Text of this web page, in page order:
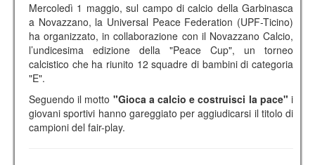
Mercoledì 1 maggio, sul campo di calcio della Garbinasca
a Novazzano, la Universal Peace Federation (UPF-Ticino)
ha organizzato, in collaborazione con il Novazzano Calcio,
l’undicesima edizione della "Peace Cup", un torneo
calcistico che ha riunito 12 squadre di bambini di categoria
"E".
Seguendo il motto "Gioca a calcio e costruisci la pace"i
giovani sportivi hanno gareggiato per aggiudicarsi il titolo di
campioni del fair-play.